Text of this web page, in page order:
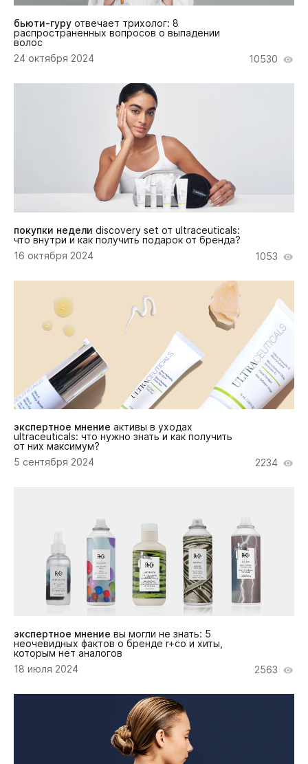
бьюти-гуру отвечает трихолог: 8
распространенных вопросов о выпадении
волос
24 октября 2024
10530
покупки недели discovery set от ultraceuticals:
что внутри и как получить подарок от бренда?
16 октября 2024
1053
экспертное мнение активы в уходах
ultraceuticals: что нужно знать и как получить
от них максимум?
5 сентября 2024
2234
экспертное мнение вы могли не знать: 5
неочевидных фактов о бренде r+co и хиты,
которым нет аналогов
18 июля 2024
2563